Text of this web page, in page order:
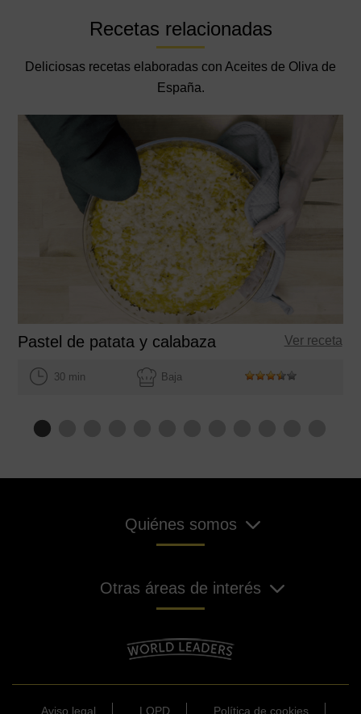
Recetas relacionadas
Deliciosas recetas elaboradas con Aceites de Oliva de
España.
Pastel de patata y calabaza Ver receta
30 min Baja
Quiénes somos
Otras áreas de interés
Aviso legal LOPD Política de cookies